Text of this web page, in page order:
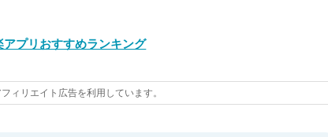
プリおすすめランキング
ィリエイト広告を利用しています。